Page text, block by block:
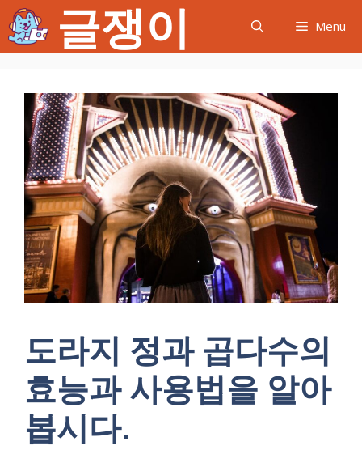
텐
츠
글쟁이 Menu
도라지 정과 곱다수의
효능과 사용법을 알아
봅시다.